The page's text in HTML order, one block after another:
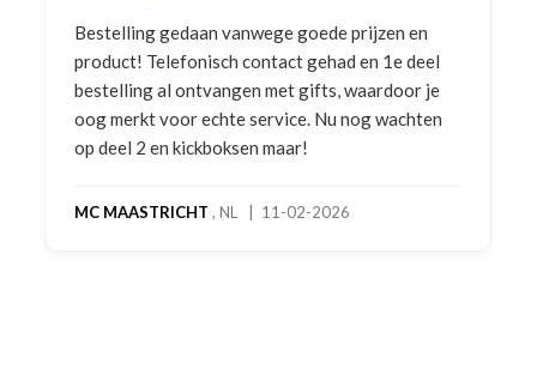
Bestelling gedaan vanwege goede prijzen en
product! Telefonisch contact gehad en 1e deel
bestelling al ontvangen met gifts, waardoor je
oog merkt voor echte service. Nu nog wachten
op deel 2 en kickboksen maar!
MC MAASTRICHT , NL | 11-02-2026